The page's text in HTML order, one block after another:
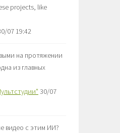
projects, like
07 19:42
на протяжении
из главных
30/07
видео с этим ИИ?